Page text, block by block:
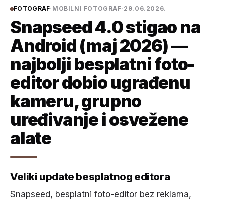
FOTOGRAF· MOBILNI FOTOGRAF·29.06.2026.
Snapseed 4.0 stigao na
Android (maj 2026) —
najbolji besplatni foto-
editor dobio ugrađenu
kameru, grupno
uređivanje i osvežene
alate
Veliki update besplatnog editora
Snapseed, besplatni foto-editor bez reklama,